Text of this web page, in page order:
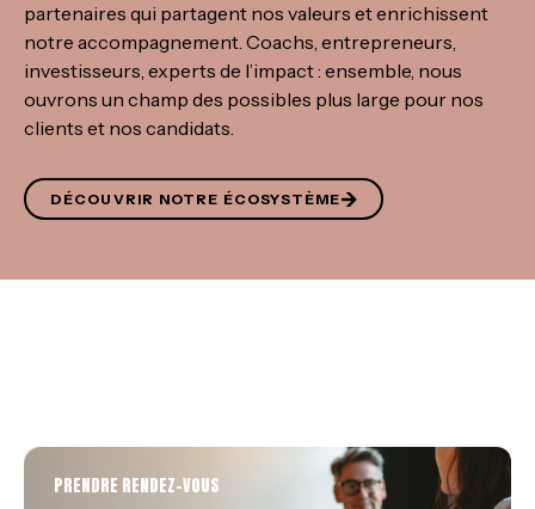
partenaires qui partagent nos valeurs et enrichissent
notre accompagnement. Coachs, entrepreneurs,
investisseurs, experts de l’impact : ensemble, nous
ouvrons un champ des possibles plus large pour nos
clients et nos candidats.
DÉCOUVRIR NOTRE ÉCOSYSTÈME
PRENDRE RENDEZ-VOUS